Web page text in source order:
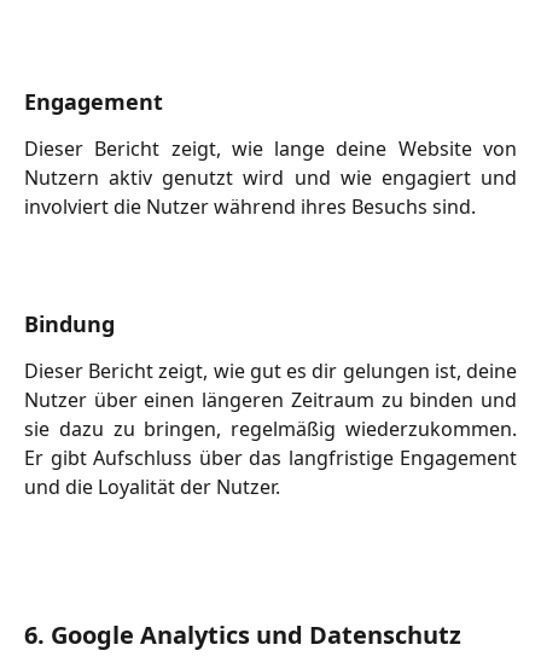
Engagement
Dieser Bericht zeigt, wie lange deine Website von
Nutzern aktiv genutzt wird und wie engagiert und
involviert die Nutzer während ihres Besuchs sind.
Bindung
Dieser Bericht zeigt, wie gut es dir gelungen ist, deine
Nutzer über einen längeren Zeitraum zu binden und
sie dazu zu bringen, regelmäßig wiederzukommen.
Er gibt Aufschluss über das langfristige Engagement
und die Loyalität der Nutzer.
6. Google Analytics und Datenschutz